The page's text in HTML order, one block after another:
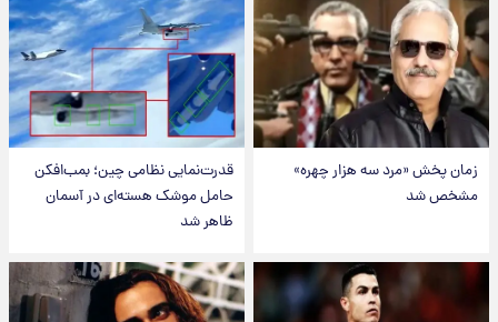
زمان پخش «مرد سه هزار چهره»
مشخص شد
قدرت‌نمایی نظامی چین؛ بمب‌افکن
حامل موشک هسته‌ای در آسمان
ظاهر شد